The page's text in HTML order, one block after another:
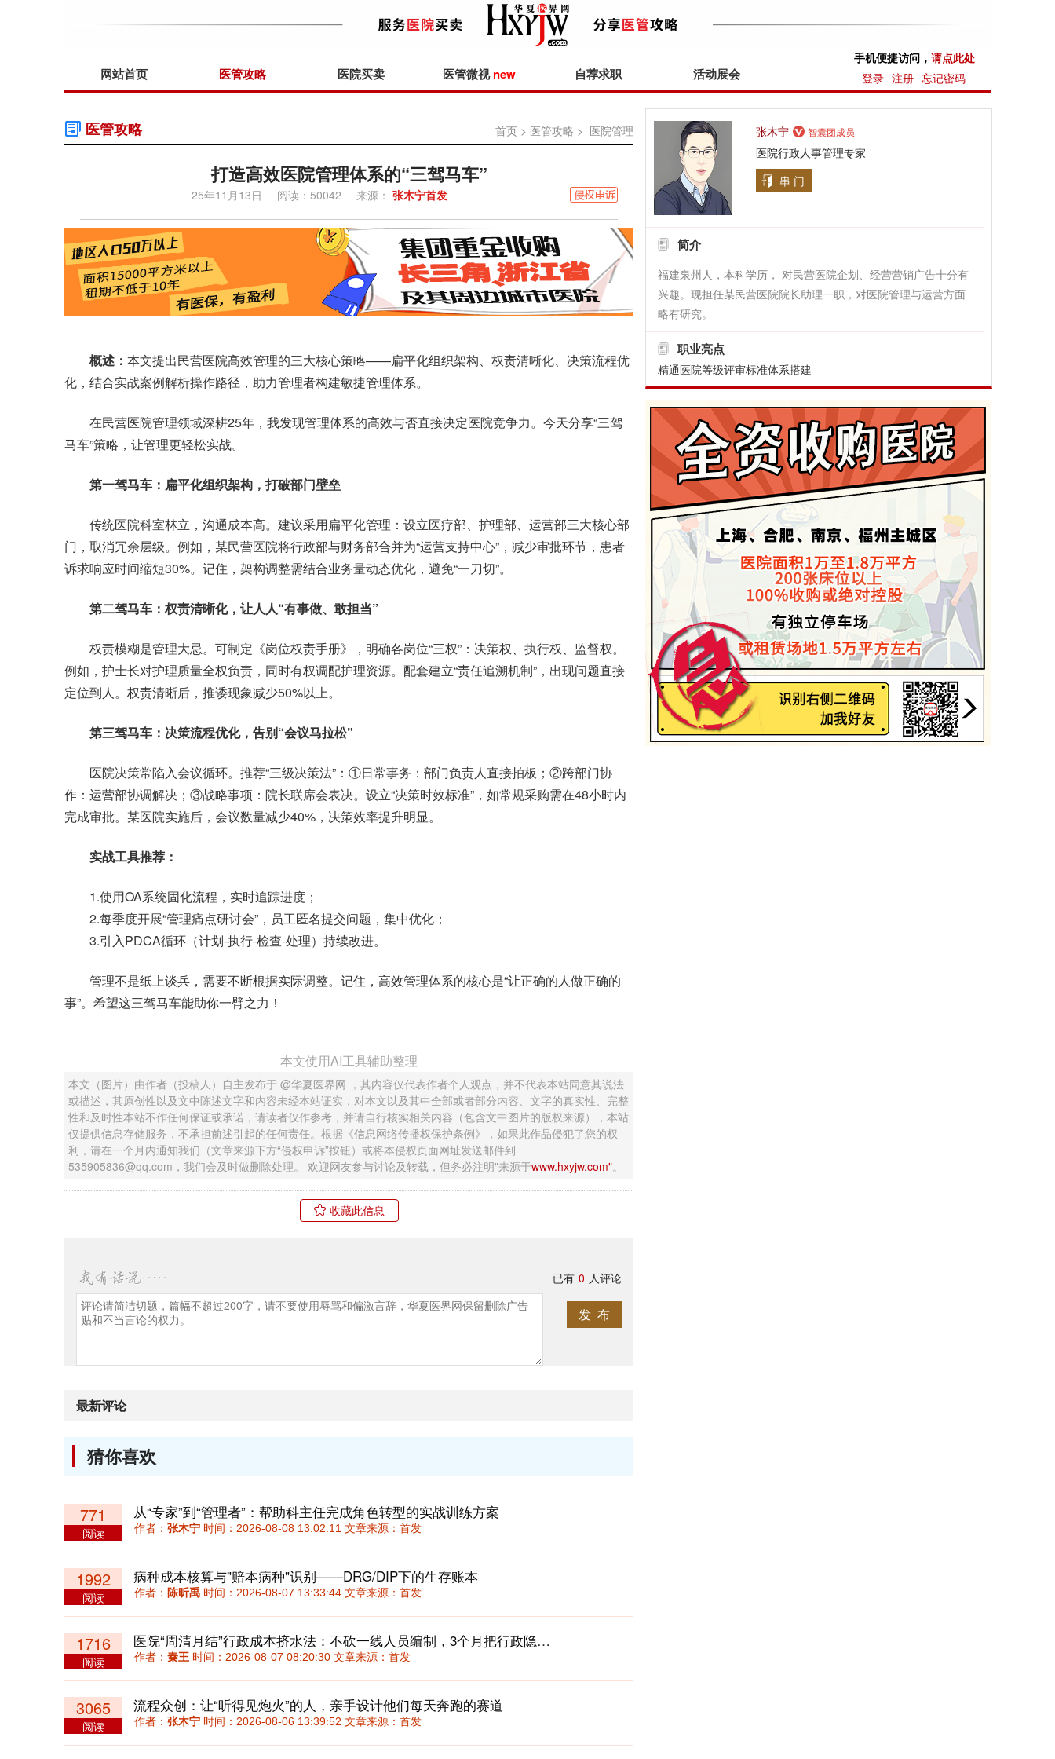
网站首页 医管攻略 医院买卖 医管微视new 自荐求职 活动展会
手机便捷访问， 请点此处
登录 注册 忘记密码
医管攻略 首页 > 医管攻略 > 医院管理
打造高效医院管理体系的“三驾马车”
25年11月13日 阅读：50042 来源： 张木宁首发
概述： 本文提出民营医院高效管理的三大核心策略——扁平化组织架构、权责清晰化、决策流程优
化，结合实战案例解析操作路径，助力管理者构建敏捷管理体系。
在民营医院管理领域深耕25年，我发现管理体系的高效与否直接决定医院竞争力。今天分享“三驾
马车”策略，让管理更轻松实战。
第一驾马车：扁平化组织架构，打破部门壁垒
传统医院科室林立，沟通成本高。建议采用扁平化管理：设立医疗部、护理部、运营部三大核心部
门，取消冗余层级。例如，某民营医院将行政部与财务部合并为“运营支持中心”，减少审批环节，患者
诉求响应时间缩短30%。记住，架构调整需结合业务量动态优化，避免“一刀切”。
第二驾马车：权责清晰化，让人人“有事做、敢担当”
权责模糊是管理大忌。可制定《岗位权责手册》，明确各岗位“三权”：决策权、执行权、监督权。
例如，护士长对护理质量全权负责，同时有权调配护理资源。配套建立“责任追溯机制”，出现问题直接
定位到人。权责清晰后，推诿现象减少50%以上。
第三驾马车：决策流程优化，告别“会议马拉松”
医院决策常陷入会议循环。推荐“三级决策法”：①日常事务：部门负责人直接拍板；②跨部门协
作：运营部协调解决；③战略事项：院长联席会表决。设立“决策时效标准”，如常规采购需在48小时内
完成审批。某医院实施后，会议数量减少40%，决策效率提升明显。
实战工具推荐：
1.使用OA系统固化流程，实时追踪进度；
2.每季度开展“管理痛点研讨会”，员工匿名提交问题，集中优化；
3.引入PDCA循环（计划-执行-检查-处理）持续改进。
管理不是纸上谈兵，需要不断根据实际调整。记住，高效管理体系的核心是“让正确的人做正确的
事”。希望这三驾马车能助你一臂之力！
本文使用AI工具辅助整理
本文（图片）由作者（投稿人）自主发布于 @华夏医界网 ，其内容仅代表作者个人观点，并不代表本站同意其说法
或描述，其原创性以及文中陈述文字和内容未经本站证实，对本文以及其中全部或者部分内容、文字的真实性、完整
性和及时性本站不作任何保证或承诺，请读者仅作参考，并请自行核实相关内容（包含文中图片的版权来源），本站
仅提供信息存储服务，不承担前述引起的任何责任。根据《信息网络传播权保护条例》，如果此作品侵犯了您的权
利，请在一个月内通知我们（文章来源下方“侵权申诉”按钮）或将本侵权页面网址发送邮件到
535905836@qq.com，我们会及时做删除处理。 欢迎网友参与讨论及转载，但务必注明"来源于www.hxyjw.com"。
收藏此信息
已有 0 人评论
发 布
最新评论
猜你喜欢
771
阅读
从“专家”到“管理者”：帮助科主任完成角色转型的实战训练方案
作者： 张木宁 时间：2026-08-08 13:02:11 文章来源：首发
1992
阅读
病种成本核算与"赔本病种"识别——DRG/DIP下的生存账本
作者： 陈昕禹 时间：2026-08-07 13:33:44 文章来源：首发
1716
阅读
医院“周清月结”行政成本挤水法：不砍一线人员编制，3个月把行政隐性开支压降15%
作者： 秦王 时间：2026-08-07 08:20:30 文章来源：首发
3065
阅读
流程众创：让“听得见炮火”的人，亲手设计他们每天奔跑的赛道
作者： 张木宁 时间：2026-08-06 13:39:52 文章来源：首发
张木宁 智囊团成员
医院行政人事管理专家
串 门
简介
福建泉州人，本科学历， 对民营医院企划、经营营销广告十分有
兴趣。现担任某民营医院院长助理一职，对医院管理与运营方面
略有研究。
职业亮点
精通医院等级评审标准体系搭建